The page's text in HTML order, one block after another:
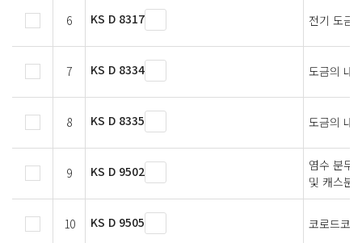
6 KS D 8317 전기 도금
7 KS D 8334 도금의 내
8 KS D 8335 도금의 내
9 KS D 9502
염수 분무
및 캐스분
10 KS D 9505 코로드코